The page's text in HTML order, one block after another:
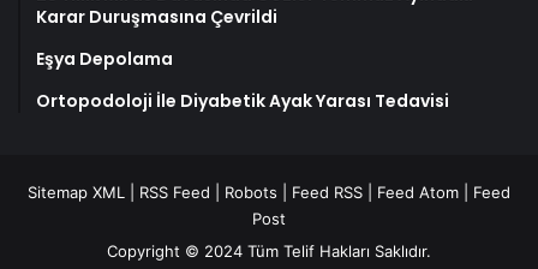
Karar Duruşmasına Çevrildi
Eşya Depolama
Ortopodoloji İle Diyabetik Ayak Yarası Tedavisi
Sitemap XML RSS Feed Robots Feed RSS Feed Atom
Feed
Post
Copyright © 2024 Tüm Telif Hakları Saklıdır.